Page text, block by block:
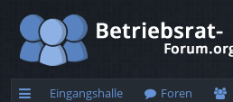
Eingangshalle Foren